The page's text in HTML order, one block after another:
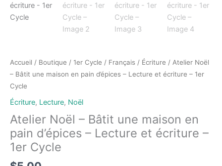
Accueil / Boutique / 1er Cycle / Français / Écriture / Atelier Noël
– Bâtit une maison en pain d’épices – Lecture et écriture – 1er
Cycle
Écriture, Lecture, Noël
Atelier Noël – Bâtit une maison en
pain d’épices – Lecture et écriture –
1er Cycle